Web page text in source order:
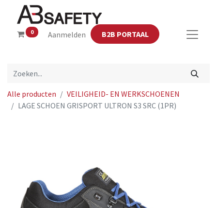
0 Aanmelden B2B PORTAAL
Alle producten
VEILIGHEID- EN WERKSCHOENEN
LAGE SCHOEN GRISPORT ULTRON S3 SRC (1PR)